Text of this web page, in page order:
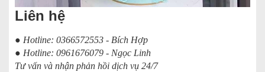
Liên hệ
● Hotline: 0366572553 - Bích Hợp
● Hotline: 0961676079 - Ngọc Linh
Tư vấn và nhận phản hồi dịch vụ 24/7